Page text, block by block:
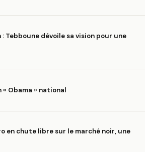
Tebboune dévoile sa vision pour une
« Obama » national
en chute libre sur le marché noir, une